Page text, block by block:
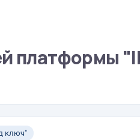
платформы
ключ"